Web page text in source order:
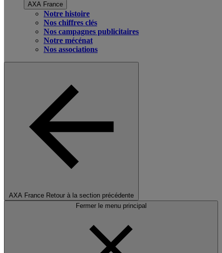
AXA France
Notre histoire
Nos chiffres clés
Nos campagnes publicitaires
Notre mécénat
Nos associations
AXA France Retour à la section précédente
Fermer le menu principal